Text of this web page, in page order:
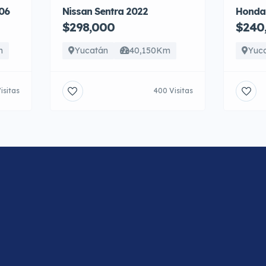
Nissan Sentra 2022
$298,000
Yucatán 40,150Km
400 Visitas